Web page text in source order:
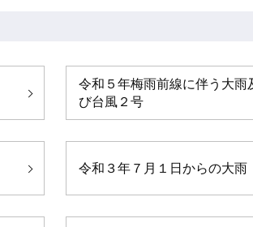
令和５年梅雨前線に伴う大雨
び台風２号
令和３年７月１日からの大雨